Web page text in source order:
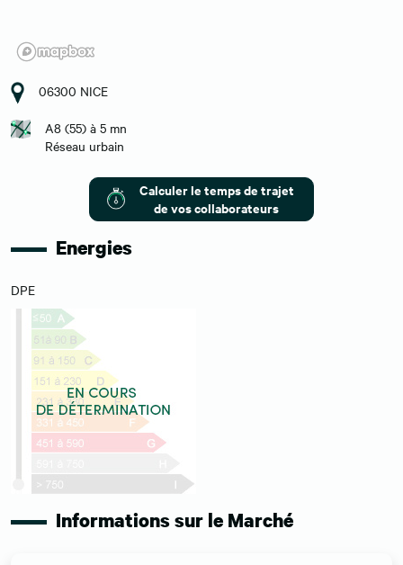
06300 NICE
A8 (55) à 5 mn
Réseau urbain
Calculer le temps de trajet
de vos collaborateurs
Energies
DPE
Informations sur le Marché